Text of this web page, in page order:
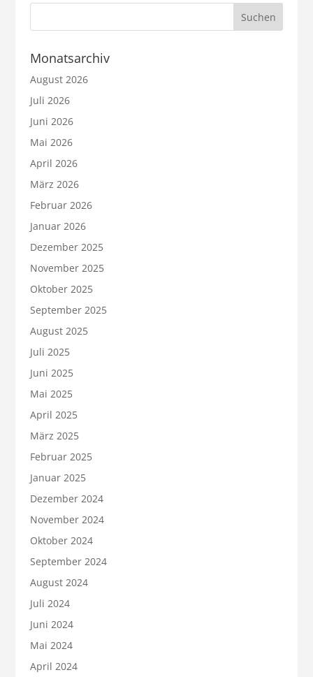
Monatsarchiv
August 2026
Juli 2026
Juni 2026
Mai 2026
April 2026
März 2026
Februar 2026
Januar 2026
Dezember 2025
November 2025
Oktober 2025
September 2025
August 2025
Juli 2025
Juni 2025
Mai 2025
April 2025
März 2025
Februar 2025
Januar 2025
Dezember 2024
November 2024
Oktober 2024
September 2024
August 2024
Juli 2024
Juni 2024
Mai 2024
April 2024